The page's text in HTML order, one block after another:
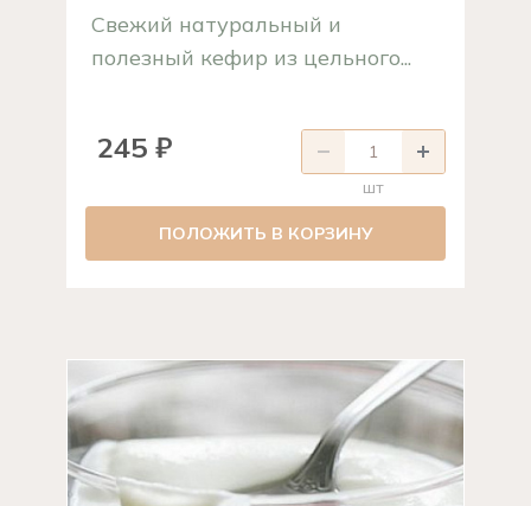
Свежий натуральный и
полезный кефир из цельного...
245 ₽
шт
ПОЛОЖИТЬ В КОРЗИНУ